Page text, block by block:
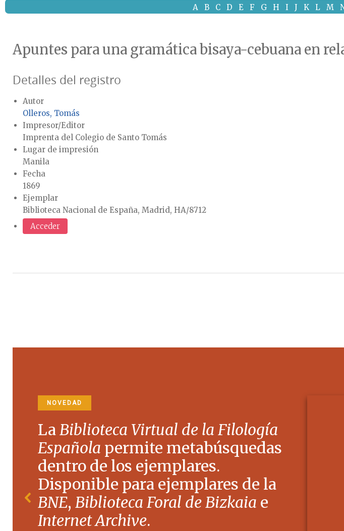
A B C D E F G H I J K L M
Apuntes para una gramática bisaya-cebuana en
Detalles del registro
Autor
Olleros, Tomás
Impresor/Editor
Imprenta del Colegio de Santo Tomás
Lugar de impresión
Manila
Fecha
1869
Ejemplar
Biblioteca Nacional de España, Madrid, HA/8712
Acceder
NOVEDAD
LaBiblioteca Virtual de la Filología
Española permite metabúsquedas
dentro de los ejemplares.
Disponible para ejemplares de la
BNE, Biblioteca Foral de Bizkaia e
Internet Archive.